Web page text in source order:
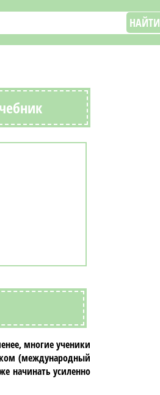
НАЙТИ
многие ученики
(международный
начинать усиленно